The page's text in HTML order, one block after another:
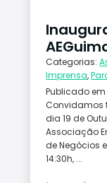
Categorias:
Imprensa,
Publicado
Convidamos
dia 19 de
Associação
de Negócios
14:30h, ...